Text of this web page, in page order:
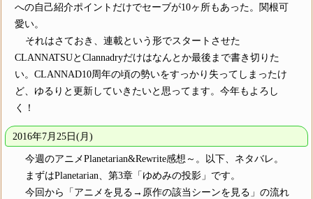
への自己紹介ポイントだけでセーブが10ヶ所もあった。関根可
愛い。
それはさておき、連載という形でスタートさせた
CLANNATSUとClannadryだけはなんとか最後まで書き切りた
い。CLANNAD10周年の頃の勢いをすっかり失ってしまったけ
ど、ゆるりと更新していきたいと思ってます。今年もよろし
く！
2016年7月25日(月)
今週のアニメPlanetarian&Rewrite感想～。以下、ネタバレ。
まずはPlanetarian、第3章「ゆめみの投影」です。
今回から「アニメを見る→原作の該当シーンを見る」の流れ